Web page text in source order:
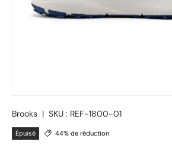
Brooks | SKU : REF-1800-01
Épuisé 44% de réduction